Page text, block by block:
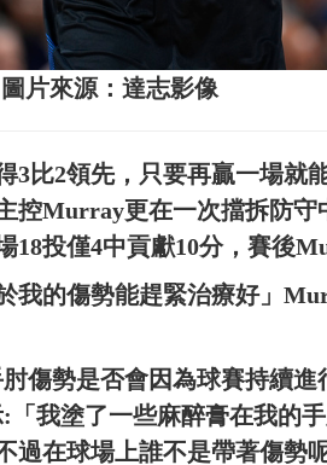
片來源：達志影像
3比2領先，只要再贏一場就
控Murray更在一次擋拆防
18投僅4中貢獻10分，賽後
我的傷勢能趕緊治療好」
傷勢是否會因為球賽持續進
我塗了一些麻醉膏在我的
過在球場上誰不是帶著傷勢呢